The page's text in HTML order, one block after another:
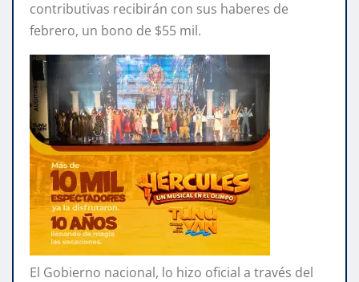
contributivas recibirán con sus haberes de
febrero, un bono de $55 mil.
El Gobierno nacional, lo hizo oficial a través del